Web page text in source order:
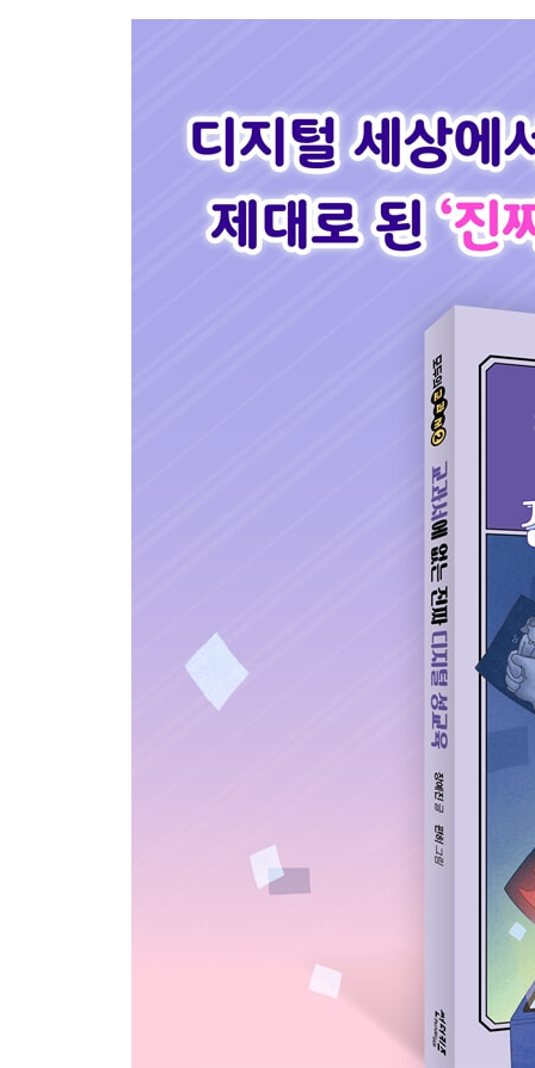
3장 | 은성이 이야기 | 딥페이크 범죄
바로바로 질문방! 오늘의 주제는 딥페이크 범죄
나에게도 이런 일이 있었어요!
딥페이크 사진과 영상을 봤을 때 문제를 해결하는
4장 | 소영이 이야기 | 아바타 성폭력
바로바로 질문방! 오늘의 주제는 아바타 성폭력
메타버스를 안전하고 재미있게 즐기는 방법
바로바로 질문방! 오늘의 주제는 음란물 중독
6장 | 영지 이야기 | 몸캠 피싱
몸캠 피싱으로부터 자신을 지키는 방법
7장 | 가희 이야기 | 사이버 스토킹
바로바로 질문방! 오늘의 주제는 사이버 스토킹
사이버 공간에서 자신을 안전하게 지키는 방법